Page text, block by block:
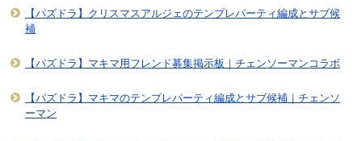
【パズドラ】クリスマスアルジェのテンプレパーティ編成とサブ候
補
【パズドラ】マキマ用フレンド募集掲示板｜チェンソーマンコラボ
【パズドラ】マキマのテンプレパーティ編成とサブ候補｜チェンソ
ーマン